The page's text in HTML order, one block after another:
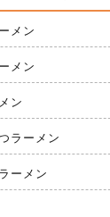
メン
メン
ン
ラーメン
ーメン